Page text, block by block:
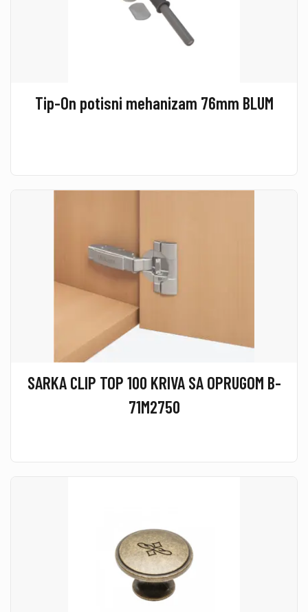
Tip-On potisni mehanizam 76mm BLUM
SARKA CLIP TOP 100 KRIVA SA OPRUGOM B-
71M2750